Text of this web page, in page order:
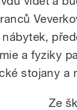
a fyziky
stojany a
Ze